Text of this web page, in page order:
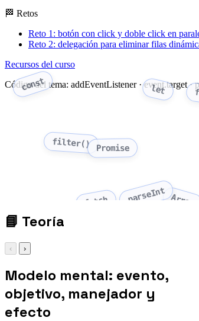
🏁 Retos
Reto 1: botón con click y doble click en
Reto 2: delegación para eliminar filas
Recursos del curso
Código del tema: addEventListener · event.target ·
const let
filter() Promise
fetch parseInt Array
📘 Teoría
‹ ›
Modelo mental: evento,
objetivo, manejador y
efecto